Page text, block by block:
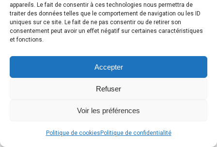
appareils. Le fait de consentir à ces technologies nous permettra de
traiter des données telles que le comportement de navigation ou les ID
uniques sur ce site. Le fait de ne pas consentir ou de retirer son
consentement peut avoir un effet négatif sur certaines caractéristiques
et fonctions.
Accepter
Refuser
Voir les préférences
Politique de cookies Politique de confidentialité